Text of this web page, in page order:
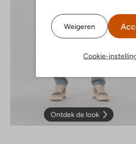
Weigeren
Cookie-
Ontdek de look